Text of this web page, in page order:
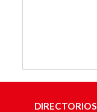
DIRECTORIOS